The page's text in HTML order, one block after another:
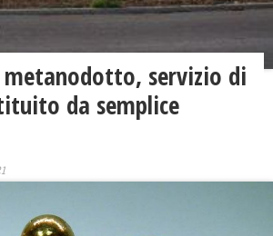
metanodotto, servizio di
da semplice